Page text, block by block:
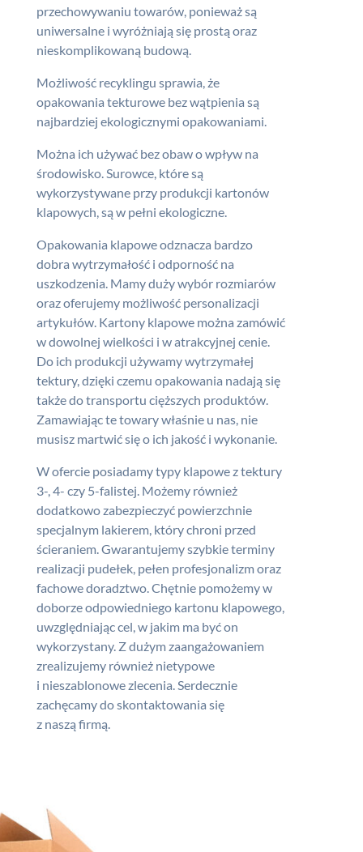
przechowywaniu towarów, ponieważ są
uniwersalne i wyróżniają się prostą oraz
nieskomplikowaną budową.
Możliwość recyklingu sprawia, że
opakowania tekturowe bez wątpienia są
najbardziej ekologicznymi opakowaniami.
Można ich używać bez obaw o wpływ na
środowisko. Surowce, które są
wykorzystywane przy produkcji kartonów
klapowych , są w pełni ekologiczne.
Opakowania klapoweodznacza bardzo
dobra wytrzymałość i odporność na
uszkodzenia. Mamy duży wybór rozmiarów
oraz oferujemy możliwość personalizacji
artykułów. Kartony klapowemożna zamówić
w dowolnej wielkości i w atrakcyjnej cenie.
Do ich produkcji używamy wytrzymałej
tektury, dzięki czemu opakowania nadają się
także do transportu cięższych produktów.
Zamawiając te towary właśnie u nas, nie
musisz martwić się o ich jakość i wykonanie.
W ofercie posiadamy typy klapowez tektury
3-, 4- czy 5-falistej. Możemy również
dodatkowo zabezpieczyć powierzchnie
specjalnym lakierem, który chroni przed
ścieraniem. Gwarantujemy szybkie terminy
realizacji pudełek, pełen profesjonalizm oraz
fachowe doradztwo. Chętnie pomożemy w
doborze odpowiedniegokartonu klapowego,
uwzględniając cel, w jakim ma być on
wykorzystany. Z dużym zaangażowaniem
zrealizujemy również nietypowe
i nieszablonowe zlecenia. Serdecznie
zachęcamy do skontaktowania się
z naszą firmą.